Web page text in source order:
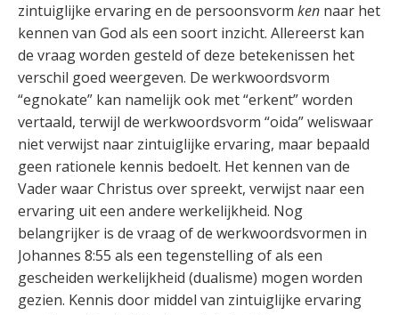
zintuiglijke ervaring en de persoonsvorm ken naar het
kennen van God als een soort inzicht. Allereerst kan
de vraag worden gesteld of deze betekenissen het
verschil goed weergeven. De werkwoordsvorm
“egnokate” kan namelijk ook met “erkent” worden
vertaald, terwijl de werkwoordsvorm “oida” weliswaar
niet verwijst naar zintuiglijke ervaring, maar bepaald
geen rationele kennis bedoelt. Het kennen van de
Vader waar Christus over spreekt, verwijst naar een
ervaring uit een andere werkelijkheid. Nog
belangrijker is de vraag of de werkwoordsvormen in
Johannes 8:55 als een tegenstelling of als een
gescheiden werkelijkheid (dualisme) mogen worden
gezien. Kennis door middel van zintuiglijke ervaring